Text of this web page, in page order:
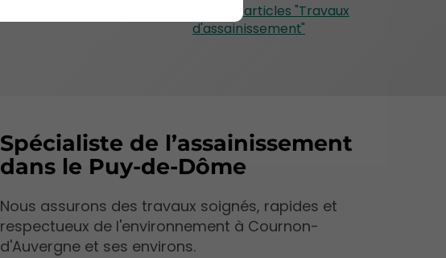
Plus d'articles "Travaux
d'assainissement"
Spécialiste de l’assainissement
dans le Puy-de-Dôme
Nous assurons des travaux soignés, rapides et
respectueux de l'environnement à Cournon-
d'Auvergne et ses environs.